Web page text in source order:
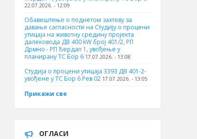
22.07.2026. - 12:09
Обавештење о поднетом захтеву за
давање сагласности на Студију о процени
утицаја на животну средину пројекта
далековода ДВ 400 kW број 401/2, РП
Дрмно - РП Ђердап 1, увођење у
планирану ТС Бор 6 17.07.2026. - 13:08
Студија о процени утицаја 3393 ДВ 401-2-
увођене у ТС Бор 6 Рев 02 17.07.2026. - 13:05
Прикажи све
ОГЛАСИ